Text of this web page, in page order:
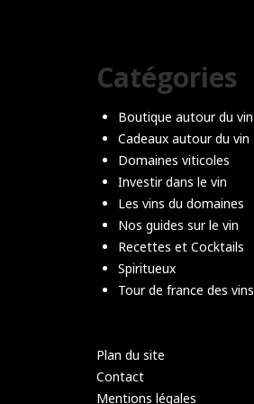
Catégories
Boutique autour du vin
Cadeaux autour du vin
Domaines viticoles
Investir dans le vin
Les vins du domaines
Nos guides sur le vin
Recettes et Cocktails
Spiritueux
Tour de france des vins
Plan du site
Contact
Mentions légales